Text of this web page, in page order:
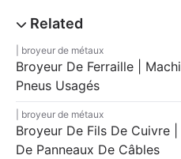
broyeur de métaux
Broyeur De Ferraille |
Pneus Usagés
broyeur de métaux
Broyeur De Fils De Cuivre
De Panneaux De Câbles